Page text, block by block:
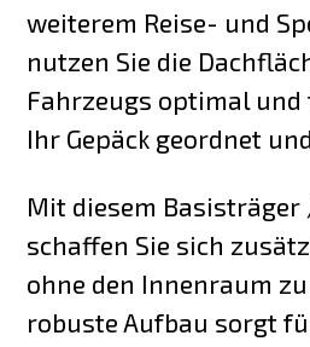
weiterem Reise- und
nutzen Sie die
Fahrzeugs optimal
Ihr Gepäck geordnet
Mit diesem
schaffen Sie sich
ohne den Innenraum
robuste Aufbau sorgt